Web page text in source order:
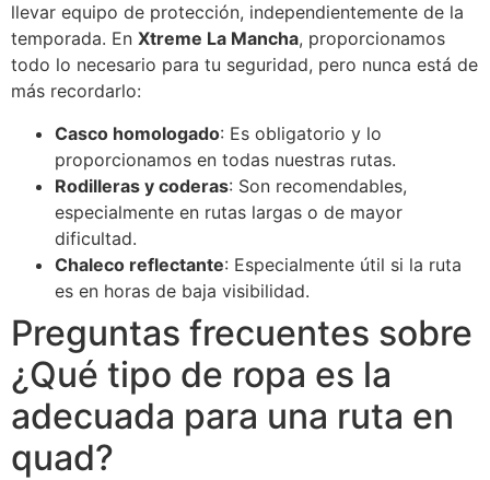
llevar equipo de protección, independientemente de la
temporada. En Xtreme La Mancha, proporcionamos
todo lo necesario para tu seguridad, pero nunca está de
más recordarlo:
Casco homologado: Es obligatorio y lo
proporcionamos en todas nuestras rutas.
Rodilleras y coderas: Son recomendables,
especialmente en rutas largas o de mayor
dificultad.
Chaleco reflectante: Especialmente útil si la ruta
es en horas de baja visibilidad.
Preguntas frecuentes sobre
¿Qué tipo de ropa es la
adecuada para una ruta en
quad?